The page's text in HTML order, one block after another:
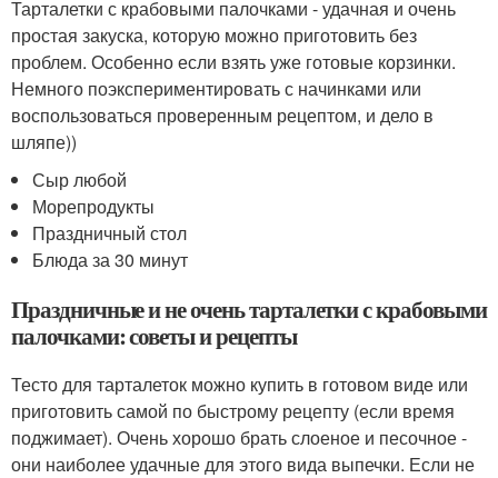
Тарталетки с крабовыми палочками - удачная и очень
простая закуска, которую можно приготовить без
проблем. Особенно если взять уже готовые корзинки.
Немного поэкспериментировать с начинками или
воспользоваться проверенным рецептом, и дело в
шляпе))
Сыр любой
Морепродукты
Праздничный стол
Блюда за 30 минут
Праздничные и не очень тарталетки с крабовыми
палочками: советы и рецепты
Тесто для тарталеток можно купить в готовом виде или
приготовить самой по быстрому рецепту (если время
поджимает). Очень хорошо брать слоеное и песочное -
они наиболее удачные для этого вида выпечки. Если не